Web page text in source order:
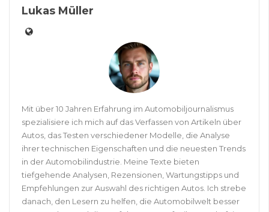
Lukas Müller
Mit über 10 Jahren Erfahrung im Automobiljournalismus
spezialisiere ich mich auf das Verfassen von Artikeln über
Autos, das Testen verschiedener Modelle, die Analyse
ihrer technischen Eigenschaften und die neuesten Trends
in der Automobilindustrie. Meine Texte bieten
tiefgehende Analysen, Rezensionen, Wartungstipps und
Empfehlungen zur Auswahl des richtigen Autos. Ich strebe
danach, den Lesern zu helfen, die Automobilwelt besser